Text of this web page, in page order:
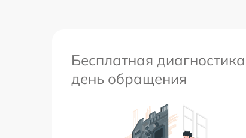
Бесплатная
день обращения